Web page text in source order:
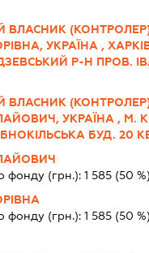
ВЛАСНИК
УКРАЇНА ,
Р-Н ПРОВ.
ВЛАСНИК
УКРАЇНА , М.
БУД. 20
фонду (грн.):1 585 (50 %)
фонду (грн.):1 585 (50 %)